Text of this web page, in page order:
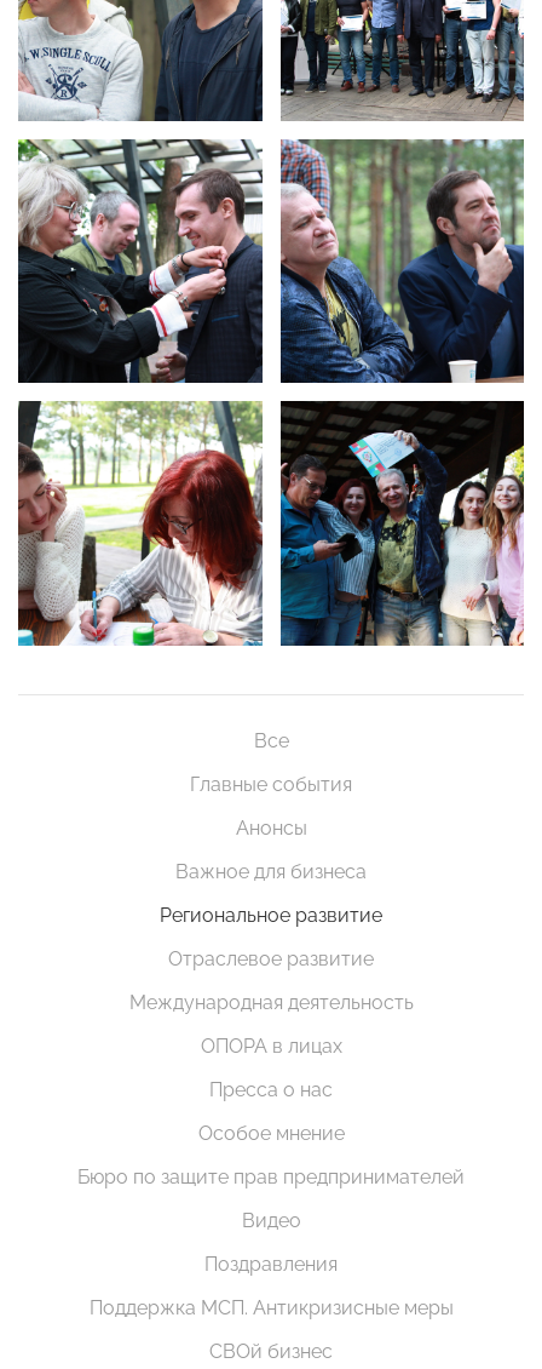
Все
Главные события
Анонсы
Важное для бизнеса
Региональное развитие
Отраслевое развитие
Международная деятельность
ОПОРА в лицах
Пресса о нас
Особое мнение
Бюро по защите прав предпринимателей
Видео
Поздравления
Поддержка МСП. Антикризисные меры
СВОй бизнес